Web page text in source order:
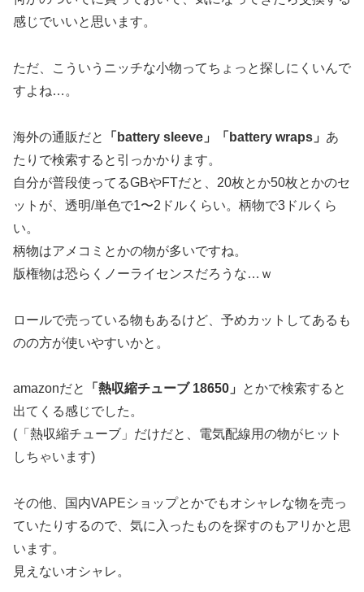
感じでいいと思います。
ただ、こういうニッチな小物ってちょっと探しにくいんで
すよね…。
海外の通販だと 「battery sleeve」「battery wraps」 あ
たりで検索すると引っかかります。
自分が普段使ってるGBやFTだと、20枚とか50枚とかのセ
ットが、透明/単色で1〜2ドルくらい。柄物で3ドルくら
い。
柄物はアメコミとかの物が多いですね。
版権物は恐らくノーライセンスだろうな…ｗ
ロールで売っている物もあるけど、予めカットしてあるも
のの方が使いやすいかと。
amazonだと 「熱収縮チューブ 18650」
とかで検索すると
出てくる感じでした。
(「熱収縮チューブ」だけだと、電気配線用の物がヒット
しちゃいます)
その他、国内VAPEショップとかでもオシャレな物を売っ
ていたりするので、気に入ったものを探すのもアリかと思
います。
見えないオシャレ。